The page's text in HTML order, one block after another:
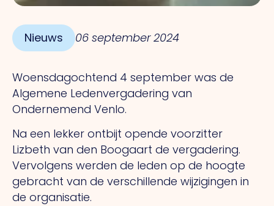
Nieuws 06 september 2024
Woensdagochtend 4 september was de
Algemene Ledenvergadering van
Ondernemend Venlo.
Na een lekker ontbijt opende voorzitter
Lizbeth van den Boogaart de vergadering.
Vervolgens werden de leden op de hoogte
gebracht van de verschillende wijzigingen in
de organisatie.